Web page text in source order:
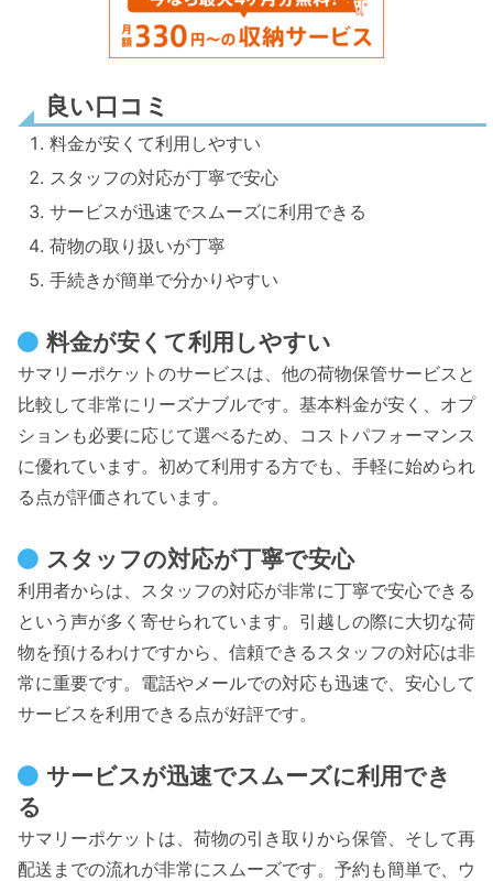
良い口コミ
料金が安くて利用しやすい
スタッフの対応が丁寧で安心
サービスが迅速でスムーズに利用できる
荷物の取り扱いが丁寧
手続きが簡単で分かりやすい
料金が安くて利用しやすい
サマリーポケットのサービスは、他の荷物保管サービスと
比較して非常にリーズナブルです。基本料金が安く、オプ
ションも必要に応じて選べるため、コストパフォーマンス
に優れています。初めて利用する方でも、手軽に始められ
る点が評価されています。
スタッフの対応が丁寧で安心
利用者からは、スタッフの対応が非常に丁寧で安心できる
という声が多く寄せられています。引越しの際に大切な荷
物を預けるわけですから、信頼できるスタッフの対応は非
常に重要です。電話やメールでの対応も迅速で、安心して
サービスを利用できる点が好評です。
サービスが迅速でスムーズに利用でき
る
サマリーポケットは、荷物の引き取りから保管、そして再
配送までの流れが非常にスムーズです。予約も簡単で、ウ